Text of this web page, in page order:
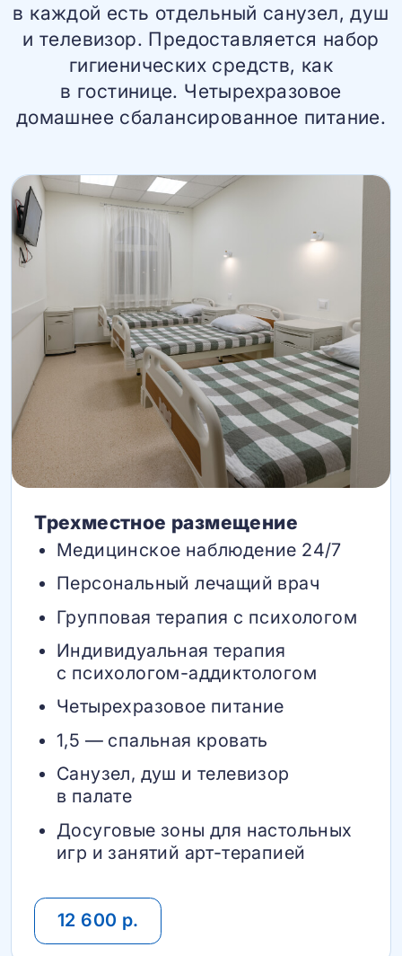
в каждой есть отдельный санузел, душ
и телевизор. Предоставляется набор
гигиенических средств, как
в гостинице. Четырехразовое
домашнее сбалансированное питание.
Трехместное размещение
Медицинское наблюдение 24/7
Персональный лечащий врач
Групповая терапия с психологом
Индивидуальная терапия
с психологом-аддиктологом
Четырехразовое питание
1,5 — спальная кровать
Санузел, душ и телевизор
в палате
Досуговые зоны для настольных
игр и занятий арт-терапией
12 600 р.